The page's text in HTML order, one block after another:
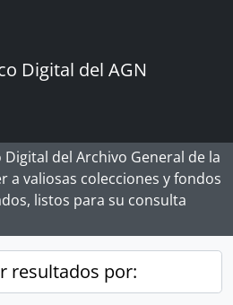
Digital del AGN
del Archivo General de la
a valiosas colecciones y fondos
listos para su consulta
resultados por: